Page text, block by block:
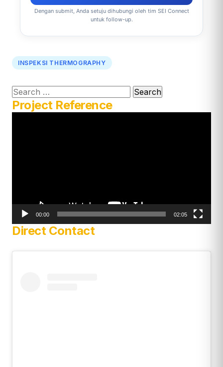
Search
for:
Project Reference
00:00 02:05
Direct Contact
Dengan submit, Anda setuju dihubungi oleh tim SEI Connect
untuk follow-up.
INSPEKSI THERMOGRAPHY